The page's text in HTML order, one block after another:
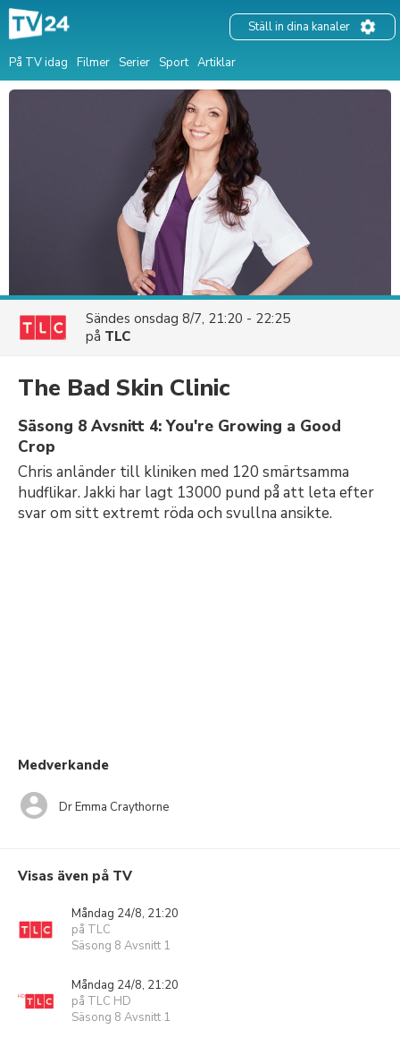
På TV idag Filmer Serier Sport Artiklar
Ställ in dina kanaler
Sändes onsdag 8/7, 21:20 - 22:25
på TLC
The Bad Skin Clinic
Säsong 8 Avsnitt 4: You're Growing a Good
Crop
Chris anländer till kliniken med 120 smärtsamma
hudflikar. Jakki har lagt 13000 pund på att leta efter
svar om sitt extremt röda och svullna ansikte.
Medverkande
Dr Emma Craythorne
Visas även på TV
Måndag 24/8, 21:20
på TLC
Säsong 8 Avsnitt 1
Måndag 24/8, 21:20
på TLC HD
Säsong 8 Avsnitt 1